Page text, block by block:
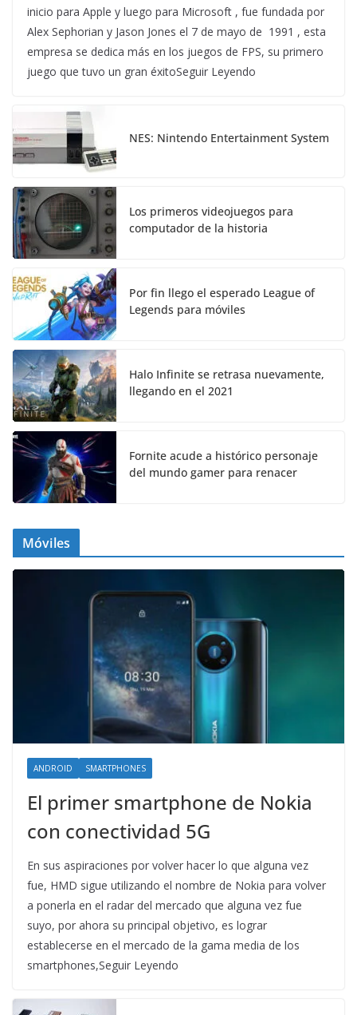
inicio para Apple y luego para Microsoft , fue fundada por
Alex Sephorian y Jason Jones el 7 de mayo de 1991 , esta
empresa se dedica más en los juegos de FPS, su primero
juego que tuvo un gran éxitoSeguir Leyendo
NES: Nintendo Entertainment System
Los primeros videojuegos para
computador de la historia
Por fin llego el esperado League of
Legends para móviles
Halo Infinite se retrasa nuevamente,
llegando en el 2021
Fornite acude a histórico personaje
del mundo gamer para renacer
Móviles
ANDROID SMARTPHONES
El primer smartphone de Nokia
con conectividad 5G
En sus aspiraciones por volver hacer lo que alguna vez
fue, HMD sigue utilizando el nombre de Nokia para volver
a ponerla en el radar del mercado que alguna vez fue
suyo, por ahora su principal objetivo, es lograr
establecerse en el mercado de la gama media de los
smartphones,Seguir Leyendo